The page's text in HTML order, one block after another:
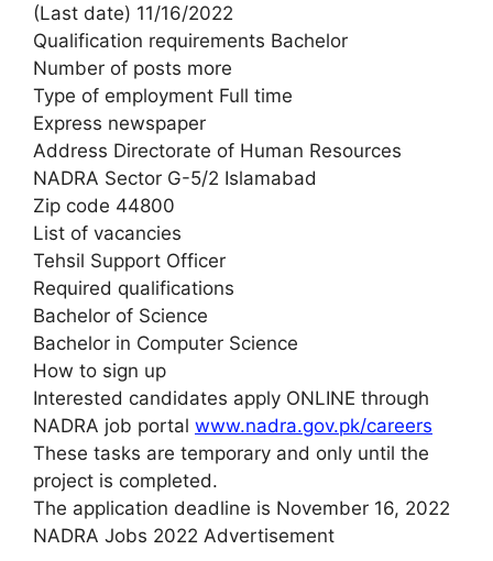
(Last date) 11/16/2022
Qualification requirements Bachelor
Number of posts more
Type of employment Full time
Express newspaper
Address Directorate of Human Resources
NADRA Sector G-5/2 Islamabad
Zip code 44800
List of vacancies
Tehsil Support Officer
Required qualifications
Bachelor of Science
Bachelor in Computer Science
How to sign up
Interested candidates apply ONLINE through
NADRA job portal www.nadra.gov.pk/careers
These tasks are temporary and only until the
project is completed.
The application deadline is November 16, 2022
NADRA Jobs 2022 Advertisement